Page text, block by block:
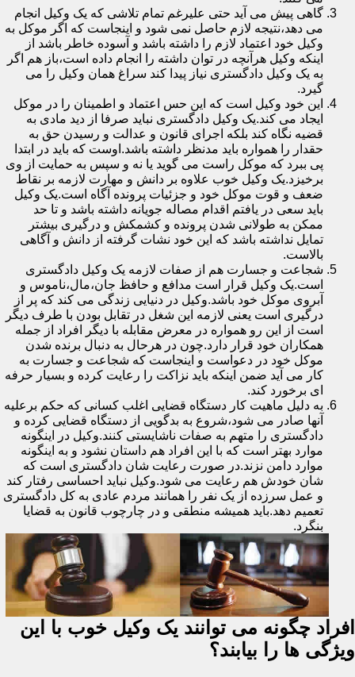
گاهی پیش می آید حتی علیرغم تمام تلاشی که یک وکیل انجام
می دهد،نتیجه لازم حاصل نمی شود و اینجاست که اگر موکل به
وکیل خود اعتماد لازم را داشته باشد و آسوده خاطر باشد از
اینکه وکیل هرآنچه در توان داشته را انجام داده است،باز هم اگر
به یک وکیل دادگستری نیاز پیدا کند سراغ همان وکیل را می
گیرد.
این خود وکیل است که این حس اعتماد و اطمینان را در موکل
ایجاد می کند.یک وکیل دادگستری نباید صرفا از دید مادی به
قضیه نگاه کند بلکه اجرای قانون و عدالت و رسیدن حق به
حقدار را همواره باید مدنظر داشته باشد.اوست که باید در ابتدا
پی ببرد که موکل راست می گوید یا نه و سپس به حمایت از وی
برخیزد.یک وکیل خوب علاوه بر دانش و مهارت لازمه بر نقاط
ضعف و قوت موکل خود و جزئیات پرونده آگاه است.یک وکیل
باید سعی در یافتم اقدام مصاله جویانه داشته باشد و تا حد
ممکن به طولانی شدن پرونده و کشمکش و درگیری بیشتر
تمایل نداشته باشد که این خود نشات گرفته از دانش و آگاهی
بالاست.
شجاعت و جسارت هم از صفات لازمه یک وکیل دادگستری
است.یک وکیل قرار است مدافع و حافظ جان،مال،ناموس و
آبروی موکل خود باشد.وکیل در دنیایی زندگی می کند که پر از
درگیری است یعنی لازمه این شغل در تقابل بودن با طرف دیگر
است از این رو همواره در معرض مقابله با دیگر افراد از جمله
همکاران خود قرار دارد.چون در هرحال به دنبال برنده شدن
موکل خود در دعواست و اینجاست که شجاعت و جسارت به
کار می آید ضمن اینکه باید نزاکت را رعایت کرده و بسیار حرفه
ای برخورد کند.
به دلیل ماهیت کار دستگاه قضایی اغلب کسانی که حکم برعلیه
آنها صادر می شود،شروع به بدگویی از دستگاه قضایی کرده و
دادگستری را متهم به صفات ناشایستی کنند.وکیل در اینگونه
موارد بهتر است که با این افراد هم داستان نشود و به اینگونه
موارد دامن نزند.در صورت رعایت شان دادگستری است که
شان خودش هم رعایت می شود.وکیل نباید احساسی رفتار کند
و عمل سرزده از یک نفر را همانند مردم عادی به کل دادگستری
تعمیم دهد.باید همیشه منطقی و در چارچوب قانون به قضایا
بنگرد.
افراد چگونه می توانند یک وکیل خوب با این
ویژگی ها را بیابند؟